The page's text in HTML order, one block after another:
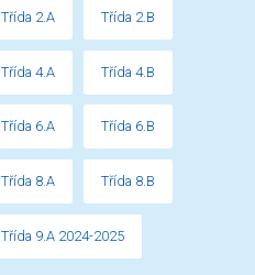
Třída 2.A Třída 2.B
Třída 4.A Třída 4.B
Třída 6.A Třída 6.B
Třída 8.A Třída 8.B
Třída 9.A 2024-2025